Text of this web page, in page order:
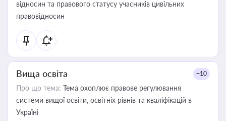
відносин та правового статусу учасників цивільних
правовідносин
Вища освіта +10
Про що тема: Тема охоплює правове регулювання
системи вищої освіти, освітніх рівнів та кваліфікацій в
Україні